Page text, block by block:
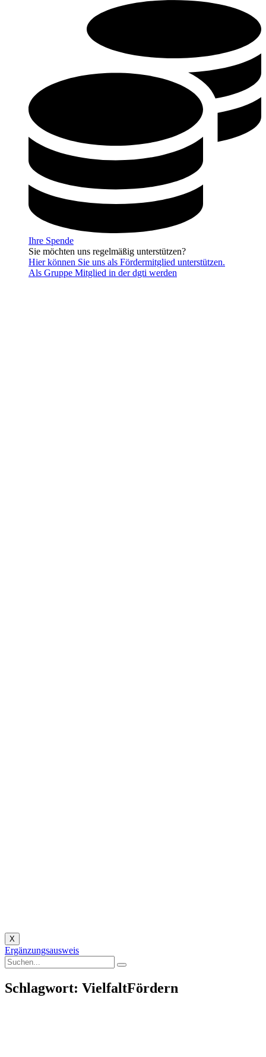
Ihre Spende
Sie möchten uns regelmäßig unterstützen?
Hier können Sie uns als Fördermitglied unterstützen.
Als Gruppe Mitglied in der dgti werden
X
Ergänzungsausweis
Schlagwort: VielfaltFördern